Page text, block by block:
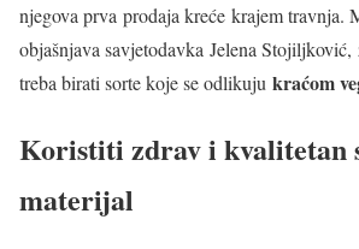
njegova prva prodaja kreće krajem travnja.
objašnjava savjetodavka Jelena
treba birati sorte koje se odlikuju kraćom
Koristiti zdrav i kvalitetan
materijal